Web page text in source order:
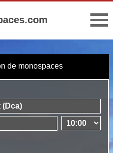
de monospaces